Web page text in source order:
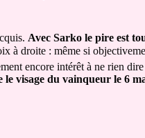
Avec Sarko le pire est
à droite : même si
encore intérêt à ne rien dire
visage du vainqueur le 6